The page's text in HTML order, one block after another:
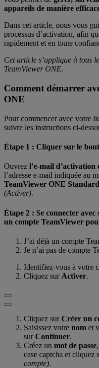
appareils de manière
Dans cet article, nous vous
processus d’activation, afin
rapidement et en toute
Cet article s’applique à tous
TeamViewer ONE.
Comment démarrer
ONE
Pour commencer avec votre
suivre les instructions ci-
Étape 1 : Cliquer sur le
Ouvrez l’e-mail d’activation
l’adresse e-mail indiquée au
TeamViewer ONE Standard
(Activer).
Étape 2 : Se connecter
un compte TeamViewer
J’ai déjà un compte
Je n’ai pas de compte
Identifiez-vous à votre
Cliquez sur Activer.
Cliquez surCréer un
Saisissez votre nom et
surContinuer.
Créez un mot de passe
case captcha et cliquez
compte).